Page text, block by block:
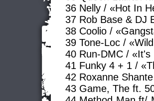
36 Nelly / «Hot In
37 Rob Base & DJ
38 Coolio /
39 Tone-Loc /
40 Run-DMC / «It's
41 Funky 4 + 1 /
42 Roxanne
43 Game, The ft.